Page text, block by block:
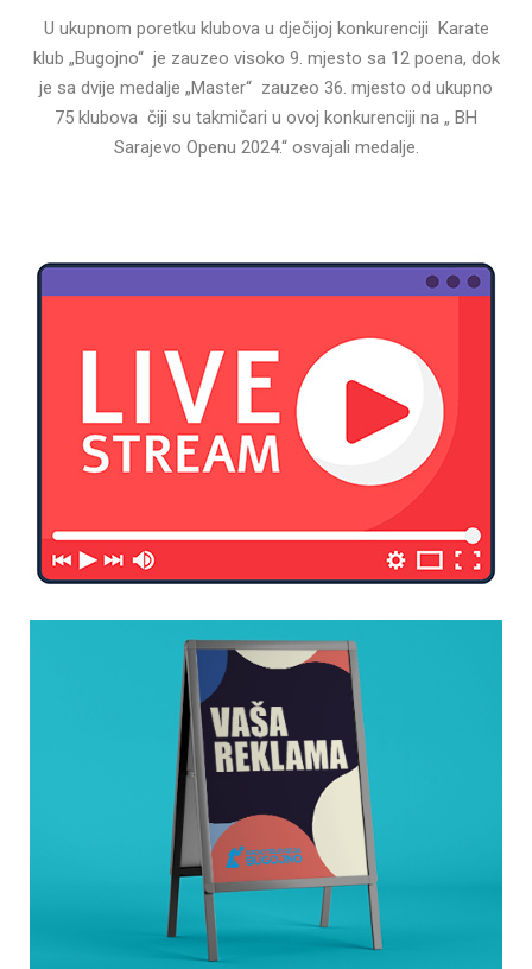
U ukupnom poretku klubova u dječijoj konkurenciji Karate
klub „Bugojno“ je zauzeo visoko 9. mjesto sa 12 poena, dok
je sa dvije medalje „Master“ zauzeo 36. mjesto od ukupno
75 klubova čiji su takmičari u ovoj konkurenciji na „ BH
Sarajevo Openu 2024.“ osvajali medalje.